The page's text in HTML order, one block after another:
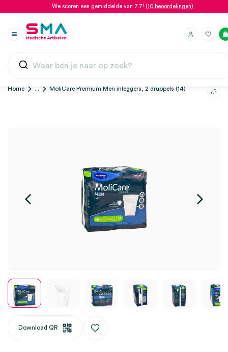
We scoren een gemiddelde van 7.7! (10 beoordelingen)
Home ... MoliCare Premium Men inleggers, 2 druppels (14)
Download QR